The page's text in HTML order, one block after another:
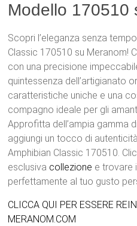
Modello 170510
Scopri l’eleganza senza
Classic 170510 su Meranom!
con una precisione
quintessenza dell’artigianato
caratteristiche uniche e una
compagno ideale per gli
Approfitta dell’ampia gamma
aggiungi un tocco di
Amphibian Classic 170510.
esclusiva collezione e trovare
perfettamente al tuo gusto
CLICCA QUI PER ESSERE
MERANOM.COM